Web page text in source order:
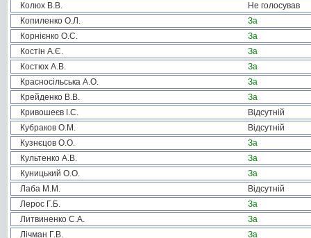
Колюх В.В.
Не голосував
Копиленко О.Л.
За
Корнієнко О.С.
За
Костін А.Є.
За
Костюх А.В.
За
Красносільська А.О.
За
Крейденко В.В.
За
Кривошеєв І.С.
Відсутній
Кубраков О.М.
Відсутній
Кузнєцов О.О.
За
Культенко А.В.
За
Куницький О.О.
За
Лаба М.М.
Відсутній
Лерос Г.Б.
За
Литвиненко С.А.
За
Лічман Г.В.
За